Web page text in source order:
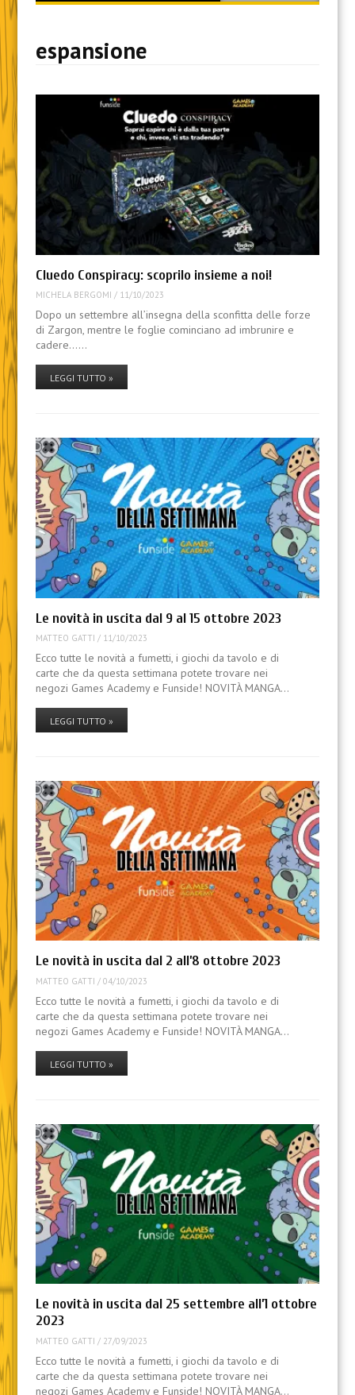
content
espansione
Cluedo Conspiracy: scoprilo insieme a noi!
MICHELA BERGOMI / 11/10/2023
Dopo un settembre all’insegna della sconfitta delle forze
di Zargon, mentre le foglie cominciano ad imbrunire e
cadere……
LEGGI TUTTO »
Le novità in uscita dal 9 al 15 ottobre 2023
MATTEO GATTI / 11/10/2023
Ecco tutte le novità a fumetti, i giochi da tavolo e di
carte che da questa settimana potete trovare nei
negozi Games Academy e Funside! NOVITÀ MANGA…
LEGGI TUTTO »
Le novità in uscita dal 2 all’8 ottobre 2023
MATTEO GATTI / 04/10/2023
Ecco tutte le novità a fumetti, i giochi da tavolo e di
carte che da questa settimana potete trovare nei
negozi Games Academy e Funside! NOVITÀ MANGA…
LEGGI TUTTO »
Le novità in uscita dal 25 settembre all’1 ottobre
2023
MATTEO GATTI / 27/09/2023
Ecco tutte le novità a fumetti, i giochi da tavolo e di
carte che da questa settimana potete trovare nei
negozi Games Academy e Funside! NOVITÀ MANGA…